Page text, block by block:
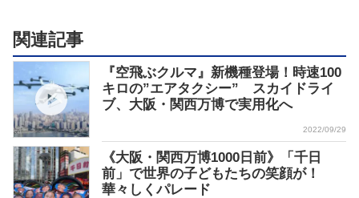
関連記事
『空飛ぶクルマ』新機種登場！時速100
キロの”エアタクシー” スカイドライ
ブ、大阪・関西万博で実用化へ
2022/09/29
《大阪・関西万博1000日前》「千日
前」で世界の子どもたちの笑顔が！
華々しくパレード